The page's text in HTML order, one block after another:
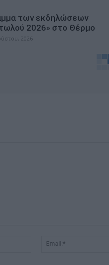
των εκδηλώσεων
2026» στο Θέρμο
2026
Όνομα:*